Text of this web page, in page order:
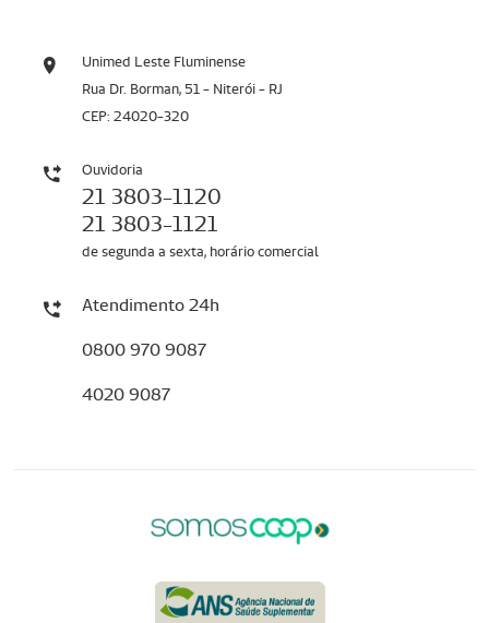
Unimed Leste Fluminense
Rua Dr. Borman, 51 - Niterói - RJ
CEP: 24020-320
Ouvidoria
21 3803-1120
21 3803-1121
de segunda a sexta, horário comercial
Atendimento 24h
0800 970 9087
4020 9087